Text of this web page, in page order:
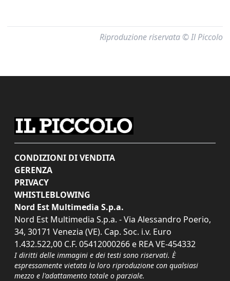
Riproduzione riservata © Il Piccolo
CONDIZIONI DI VENDITA
GERENZA
PRIVACY
WHISTLEBLOWING
Nord Est Multimedia S.p.a.
Nord Est Multimedia S.p.a. - Via Alessandro Poerio,
34, 30171 Venezia (VE). Cap. Soc. i.v. Euro
1.432.522,00 C.F. 05412000266 e REA VE-454332
I diritti delle immagini e dei testi sono riservati. È
espressamente vietata la loro riproduzione con qualsiasi
mezzo e l'adattamento totale o parziale.